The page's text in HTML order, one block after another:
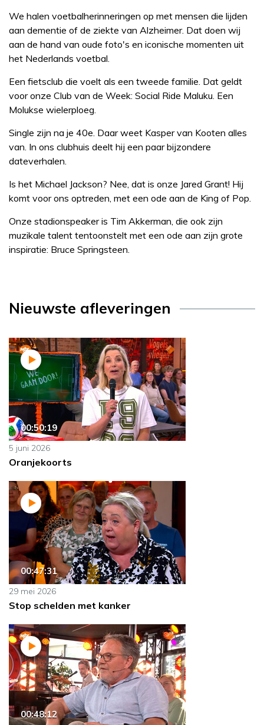
We halen voetbalherinneringen op met mensen die lijden
aan dementie of de ziekte van Alzheimer. Dat doen wij
aan de hand van oude foto's en iconische momenten uit
het Nederlands voetbal.
Een fietsclub die voelt als een tweede familie. Dat geldt
voor onze Club van de Week: Social Ride Maluku. Een
Molukse wielerploeg.
Single zijn na je 40e. Daar weet Kasper van Kooten alles
van. In ons clubhuis deelt hij een paar bijzondere
dateverhalen.
Is het Michael Jackson? Nee, dat is onze Jared Grant! Hij
komt voor ons optreden, met een ode aan de King of Pop.
Onze stadionspeaker is Tim Akkerman, die ook zijn
muzikale talent tentoonstelt met een ode aan zijn grote
inspiratie: Bruce Springsteen.
Nieuwste afleveringen
00:50:19
5 juni 2026
Oranjekoorts
00:47:31
29 mei 2026
Stop schelden met kanker
00:48:12